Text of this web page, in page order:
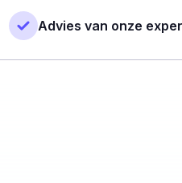
Advies van onze